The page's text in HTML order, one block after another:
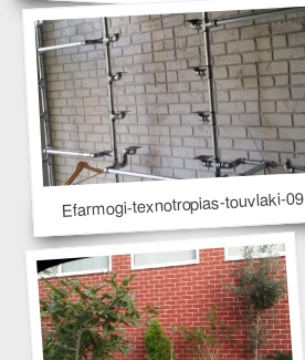
Efarmogi-texnotropias-touvlaki-09